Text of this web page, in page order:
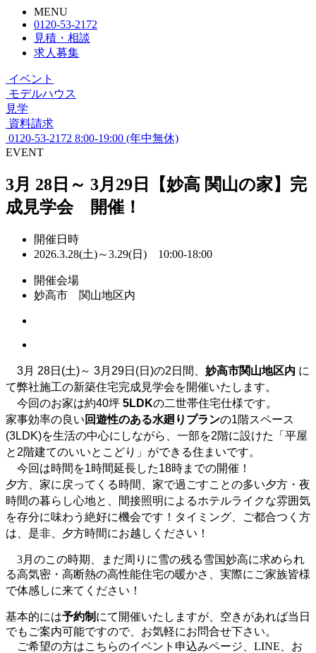
MENU
0120-53-2172
見積・相談
求人募集
イベント
モデルハウス
見学
資料請求
0120-53-2172 8:00-19:00 (年中無休)
EVENT
3月 28日～ 3月29日【妙高 関山の家】完
成見学会 開催！
開催日時
2026.3.28(土)～3.29(日) 10:00-18:00
開催会場
妙高市 関山地区内
3月 28日(土)～ 3月29日(日)の2日間、 妙高市関山地区内 に
て弊社施工の新築住宅完成見学会を開催いたします。
今回のお家は約40坪 5LDKの二世帯住宅仕様です。
家事効率の良い 回遊性のある水廻りプランの1階スペース
(3LDK)を生活の中心にしながら、一部を2階に設けた「平屋
と2階建てのいいとこどり」ができる住まいです。
今回は時間を1時間延長した18時までの開催！
夕方、家に戻ってくる時間、家で過ごすことの多い夕方・夜
時間の暮らし心地と、間接照明によるホテルライクな雰囲気
を存分に味わう絶好に機会です！タイミング、ご都合つく方
は、是非、夕方時間にお越しください！
3月のこの時期、まだ周りに雪の残る雪国妙高に求められ
る高気密・高断熱の高性能住宅の暖かさ、実際にご家族皆様
で体感しに来てください！
基本的には予約制 にて開催いたしますが、空きがあれば当日
でもご案内可能ですので、お気軽にお問合せ下さい。
ご希望の方はこちらのイベント申込みページ、LINE、お